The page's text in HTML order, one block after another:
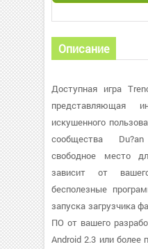
Описание
Доступная игра
представляющая
искушенного
сообщества
свободное место
зависит от
бесполезные
запуска загрузчика
ПО от вашего
Android 2.3 или более